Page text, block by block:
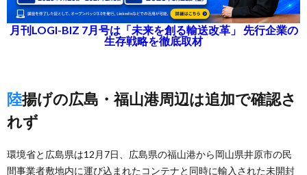
月刊LOGI-BIZ 7月号は「未来を創る輸送改革」 先行企業の
生存戦略を徹底取材
陸揚げの広島・福山港周辺は追加で確認さ
れず
環境省と広島県は12月7日、広島県の福山港から岡山県井原市の民
間事業者敷地内に運び込まれたコンテナと同時に輸入された未開封